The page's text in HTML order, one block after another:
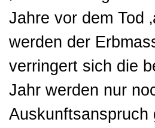
Jahre vor dem Tod
werden der
verringert sich die
Jahr werden nur
Auskunftsanspruch